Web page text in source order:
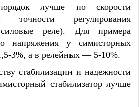
лучше по скорости
точности регулирования
реле). Для примера
напряжения у симисторных
3%, а в релейных — 5-10%.
стабилизации и надежности
стабилизатор лучше